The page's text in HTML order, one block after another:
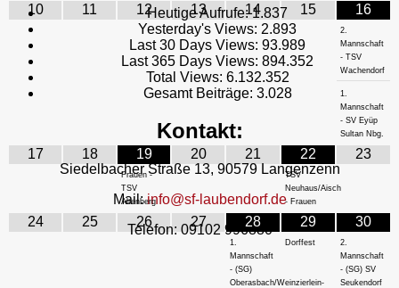
10 11 12 13 14 15 16
2.
Mannschaft
- TSV
Wachendorf
1.
Mannschaft
- SV Eyüp
Sultan Nbg.
17 18 19
Frauen -
TSV
Altenberg
20 21 22
TSV
Neuhaus/Aisch
- Frauen
23
24 25 26 27 28
1.
Mannschaft
- (SG)
Oberasbach/Weinzierlein-
29
Dorffest
30
2.
Mannschaft
- (SG) SV
Seukendorf
Heutige Aufrufe:1.837
Yesterday's Views: 2.893
Last 30 Days Views: 93.989
Last 365 Days Views: 894.352
Total Views: 6.132.352
Gesamt Beiträge: 3.028
Kontakt:
Siedelbacher Straße 13, 90579 Langenzenn
Mail:info@sf-laubendorf.de
Telefon: 09102 996880